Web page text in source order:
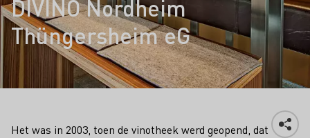
DIVINO Nordheim
Thüngersheim eG
Het was in 2003, toen de vinotheek werd geopend, dat